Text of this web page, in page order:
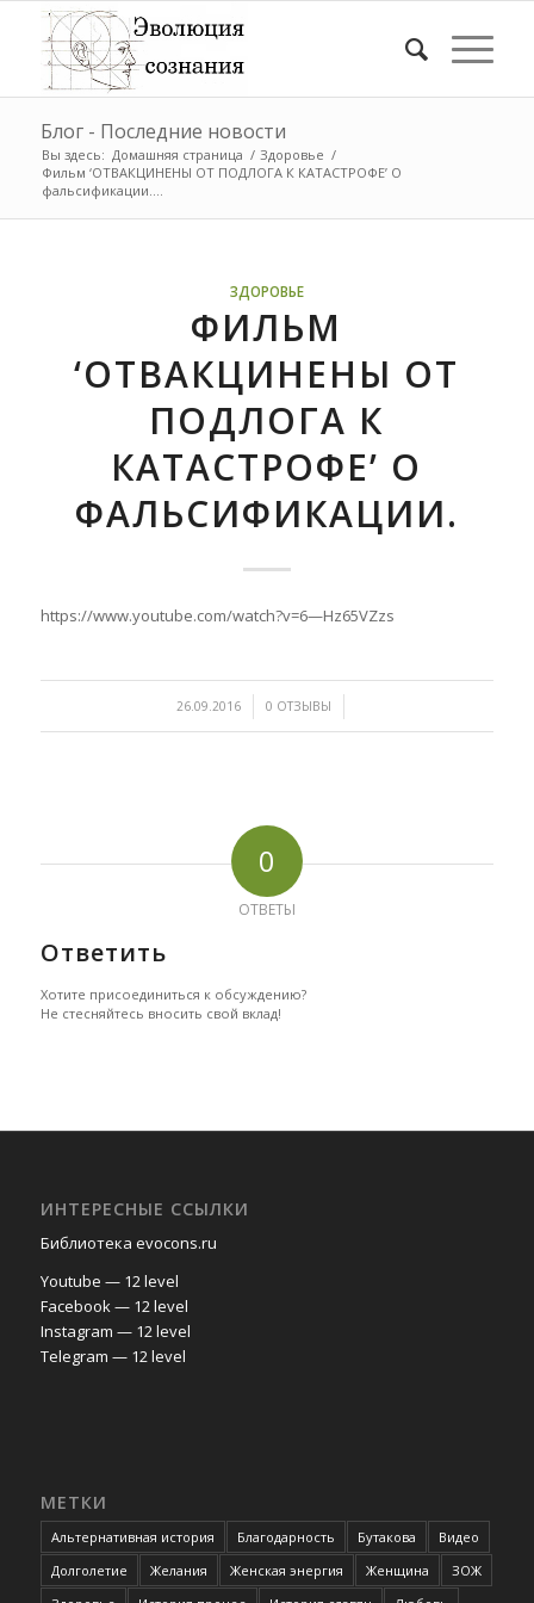
Блог - Последние новости
Вы здесь: Домашняя страница / Здоровье /
Фильм ‘ОТВАКЦИНЕНЫ ОТ ПОДЛОГА К КАТАСТРОФЕ’ О
фальсификации....
ЗДОРОВЬЕ
ФИЛЬМ
‘ОТВАКЦИНЕНЫ ОТ
ПОДЛОГА К
КАТАСТРОФЕ’ О
ФАЛЬСИФИКАЦИИ.
https://www.youtube.com/watch?v=6—Hz65VZzs
26.09.2016
/ 0 ОТЗЫВЫ
/
0
ОТВЕТЫ
Ответить
Хотите присоединиться к обсуждению?
Не стесняйтесь вносить свой вклад!
ИНТЕРЕСНЫЕ ССЫЛКИ
Библиотека evocons.ru
Youtube — 12 level
Facebook — 12 level
Instagram — 12 level
Telegram — 12 level
МЕТКИ
Альтернативная история Благодарность Бутакова
Видео
Долголетие
Желания Женская энергия Женщина
ЗОЖ